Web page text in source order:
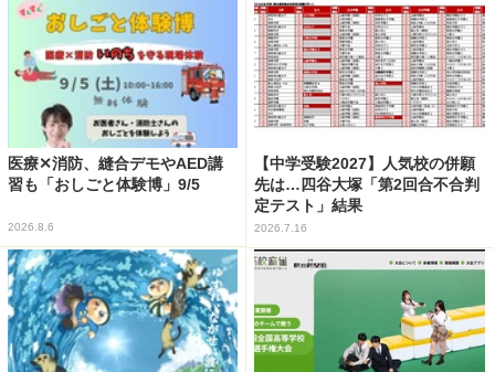
医療✕消防、縫合デモやAED講
習も「おしごと体験博」9/5
2026.8.6
【中学受験2027】人気校の併願
先は…四谷大塚「第2回合不合判
定テスト」結果
2026.7.16